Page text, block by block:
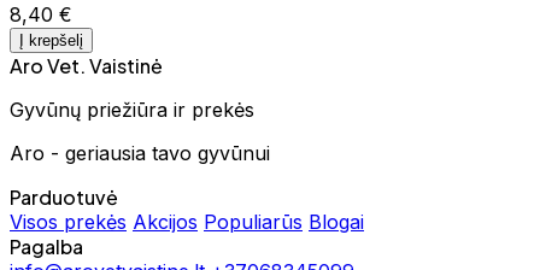
8,40 €
Į krepšelį
Aro Vet. Vaistinė
Gyvūnų priežiūra ir prekės
Aro - geriausia tavo gyvūnui
Parduotuvė
Visos prekės Akcijos Populiarūs Blogai
Pagalba